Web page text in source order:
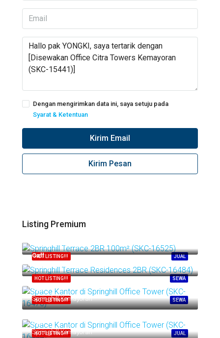
Dengan mengirimkan data ini, saya setuju pada
Syarat & Ketentuan
Kirim Email
Kirim Pesan
Listing Premium
JUAL
HOT LISTING!!!
SEWA
HOT LISTING!!!
Call
Springhill Kemayoran
SEWA
HOT LISTING!!!
Call
Springhill Kemayoran
JUAL
HOT LISTING!!!
Call
Springhill Kemayoran